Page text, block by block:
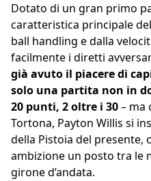
Dotato di un gran primo
caratteristica principale
ball handling e dalla
facilmente i diretti
già avuto il piacere di
solo una partita non in
20 punti, 2 oltre i 30– ma
Tortona, Payton Willis si
della Pistoia del presente,
ambizione un posto tra le
girone d’andata.